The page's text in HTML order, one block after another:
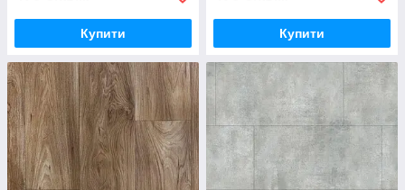
Купити Купити